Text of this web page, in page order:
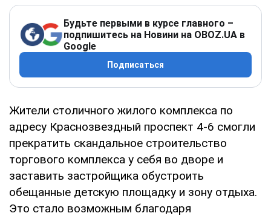
Будьте первыми в курсе главного –
подпишитесь на Новини на OBOZ.UA в
Google
Подписаться
Жители столичного жилого комплекса по
адресу Краснозвездный проспект 4-6 смогли
прекратить скандальное строительство
торгового комплекса у себя во дворе и
заставить застройщика обустроить
обещанные детскую площадку и зону отдыха.
Это стало возможным благодаря